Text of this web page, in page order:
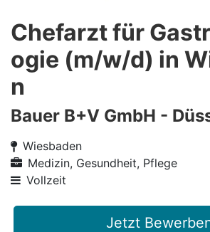
Chefarzt für
ogie (m/w/d) in
n
Bauer B+V GmbH -
Wiesbaden
Medizin, Gesundheit, Pflege
Vollzeit
Jetzt